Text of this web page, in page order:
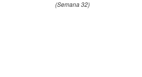
(Semana 32)